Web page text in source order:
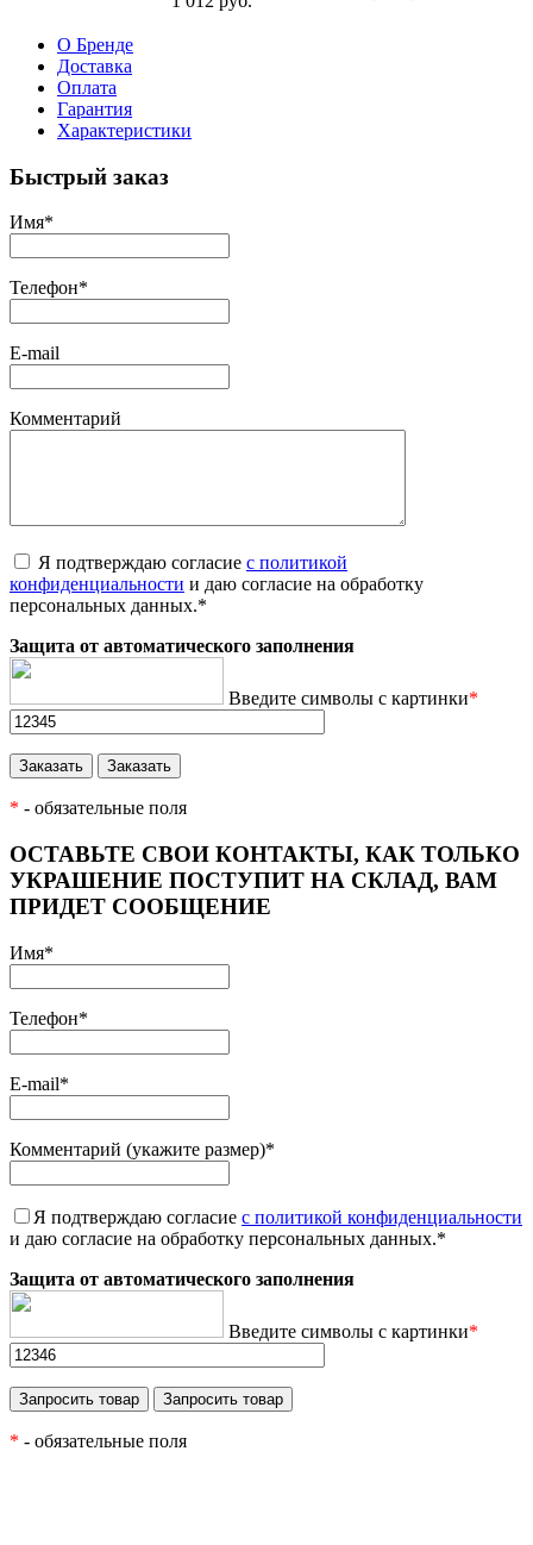
О Бренде
Доставка
Оплата
Гарантия
Характеристики
Быстрый заказ
Имя*
Телефон*
E-mail
Комментарий
Я подтверждаю согласие с политикой
конфиденциальности и даю согласие на обработку
персональных данных.*
Защита от автоматического заполнения
Введите символы с картинки*
* - обязательные поля
ОСТАВЬТЕ СВОИ КОНТАКТЫ, КАК ТОЛЬКО
УКРАШЕНИЕ ПОСТУПИТ НА СКЛАД, ВАМ
ПРИДЕТ СООБЩЕНИЕ
Имя*
Телефон*
E-mail*
Комментарий (укажите размер)*
Я подтверждаю согласие с политикой конфиденциальности
и даю согласие на обработку персональных данных.*
Защита от автоматического заполнения
Введите символы с картинки*
* - обязательные поля